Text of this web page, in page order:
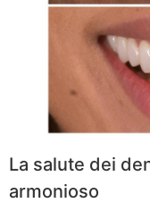
La salute dei
armonioso